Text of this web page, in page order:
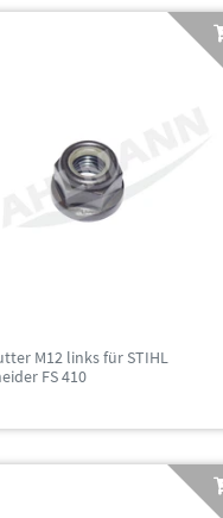
M12 links für STIHL
FS 410